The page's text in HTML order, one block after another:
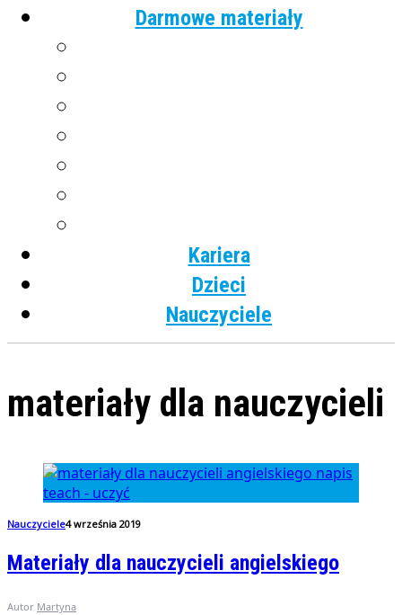
Darmowe materiały
Kariera
Dzieci
Nauczyciele
materiały dla nauczycieli
Nauczyciele4 września 2019
Materiały dla nauczycieli angielskiego
Autor Martyna